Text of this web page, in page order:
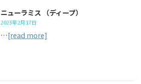
ニューラミス （ディープ）
2023年2月17日
…[read more]